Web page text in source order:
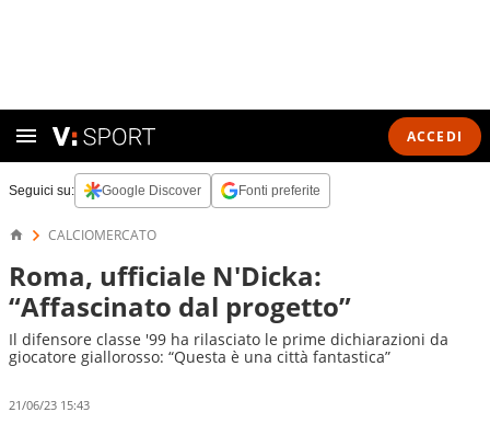
ACCEDI
Seguici su: Google Discover Fonti preferite
CALCIOMERCATO
Roma, ufficiale N'Dicka:
“Affascinato dal progetto”
Il difensore classe '99 ha rilasciato le prime dichiarazioni da
giocatore giallorosso: “Questa è una città fantastica”
21/06/23 15:43